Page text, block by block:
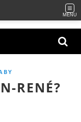
MENU
RENÉ?